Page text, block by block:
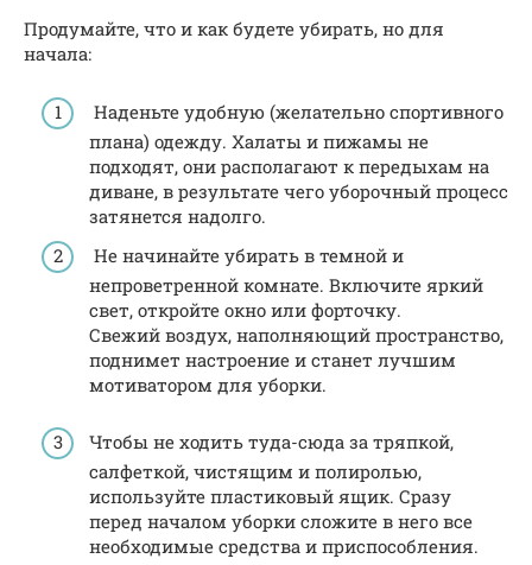
Продумайте, что и как будете убирать, но для
начала:
Наденьте удобную (желательно спортивного
плана) одежду. Халаты и пижамы не
подходят, они располагают к передыхам на
диване, в результате чего уборочный процесс
затянется надолго.
Не начинайте убирать в темной и
непроветренной комнате. Включите яркий
свет, откройте окно или форточку.
Свежий воздух, наполняющий пространство,
поднимет настроение и станет лучшим
мотиватором для уборки.
Чтобы не ходить туда-сюда за тряпкой,
салфеткой, чистящим и полиролью,
используйте пластиковый ящик. Сразу
перед началом уборки сложите в него все
необходимые средства и приспособления.